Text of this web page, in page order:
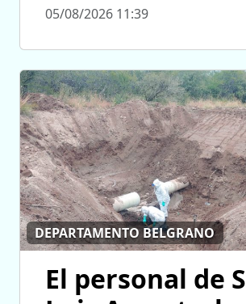
05/08/2026 11:39
DEPARTAMENTO BELGRANO
El personal de